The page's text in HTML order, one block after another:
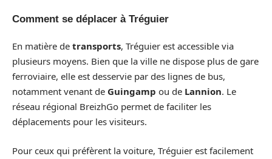
Comment se déplacer à Tréguier
En matière de transports, Tréguier est accessible via
plusieurs moyens. Bien que la ville ne dispose plus de gare
ferroviaire, elle est desservie par des lignes de bus,
notamment venant de Guingamp ou de Lannion. Le
réseau régional BreizhGo permet de faciliter les
déplacements pour les visiteurs.
Pour ceux qui préfèrent la voiture, Tréguier est facilement